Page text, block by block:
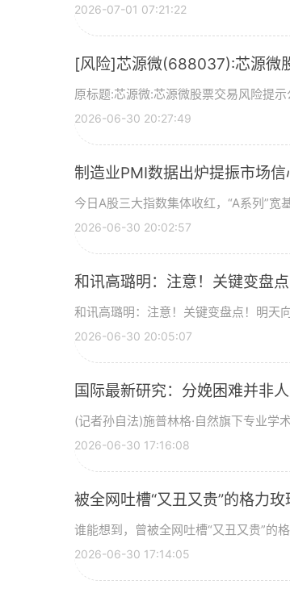
2026-07-01 07:21:22
[风险]芯源微(688037):芯源微
原标题:芯源微:芯源微股票交易风险提
2026-06-30 20:27:49
制造业PMI数据出炉提振市场
今日A股三大指数集体收红，“A系列”宽
2026-06-30 20:02:57
和讯高璐明：注意！关键变盘点
和讯高璐明：注意！关键变盘点！明天
2026-06-30 20:05:07
国际最新研究：分娩困难并非
(记者孙自法)施普林格·自然旗下专业学
2026-06-30 17:16:08
被全网吐槽“又丑又贵”的格力
谁能想到，曾被全网吐槽“又丑又贵”的
2026-06-30 17:14:05